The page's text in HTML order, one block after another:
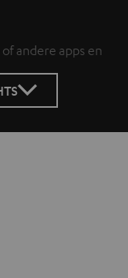
andere apps en